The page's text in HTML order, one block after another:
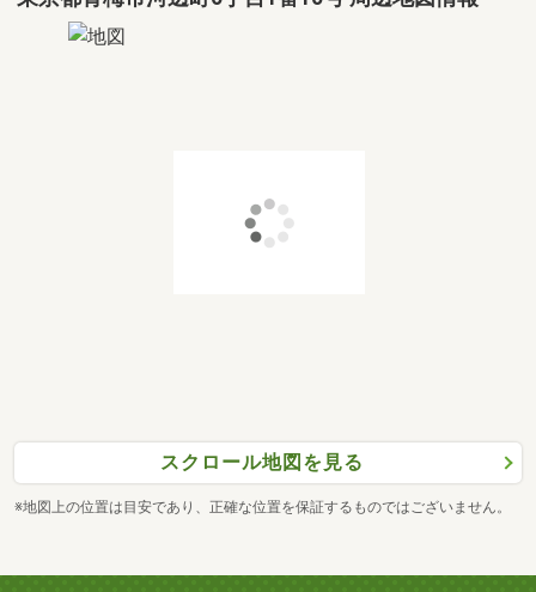
スクロール地図を見る
※地図上の位置は目安であり、正確な位置を保証するものではございません。